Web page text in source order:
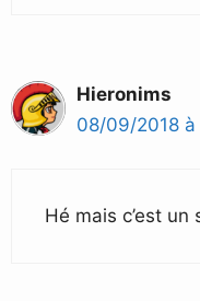
Hieronims
08/09/2018 à
Hé mais c’est